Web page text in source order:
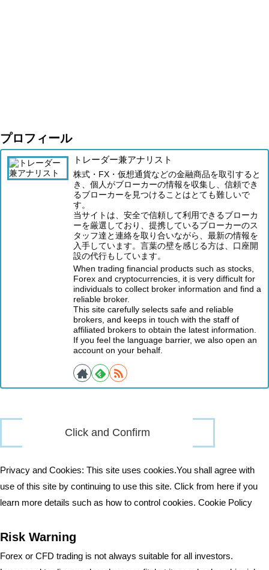
プロフィール
トレーダー兼アナリスト
株式・FX・仮想通貨などの金融商品を取引すると
き、個人がブローカーの情報を収集し、信頼でき
るブローカーを見つけることはとても難しいで
す。
当サイトは、安全で信頼して利用できるブローカ
ーを厳選しており、提携しているブローカーのス
タッフ達と連絡を取り合いながら、最新の情報を
入手しています。言葉の壁を感じる方は、口座開
設の代行もしています。
When trading financial products such as stocks,
Forex and cryptocurrencies, it is very difficult for
individuals to collect broker information and find a
reliable broker.
This site carefully selects safe and reliable
brokers, and keeps in touch with the staff of
affiliated brokers to obtain the latest information.
If you feel the language barrier, we also open an
account on your behalf.
Privacy and Cookies: This site uses cookies.You shall agree with
use of this site by continuing to use this site. Click from here if you
learn more details such as how to control cookies. Cookie Policy
Risk Warning
Forex or CFD trading is not always suitable for all investors.